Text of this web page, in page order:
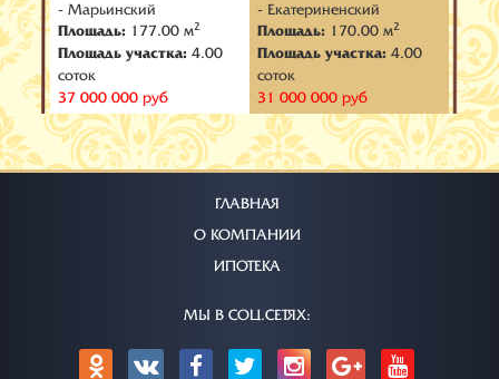
- Марьинский
Площадь: 177.00 м2
Площадь участка: 4.00
соток
37 000 000 руб
- Екатериненский
Площадь: 170.00 м2
Площадь участка: 4.00
соток
31 000 000 руб
-
соток
30
ГЛАВНАЯ
О КОМПАНИИ
ИПОТЕКА
МЫ В СОЦ.СЕТЯХ: